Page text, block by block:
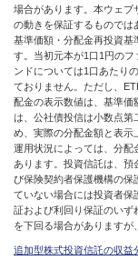
場合があります。本ウェブ
の動きを保証するものでは
基準価額・分配金再投資基
す。当初元本が1口1円の
ンドについては1口あたり
ておりません。ただし、
配金の表示数値は、基準価
は、公社債投信は小数点第
め、実際の分配金額と表示
運用状況によっては、分配
あります。投資信託は、預
び保険契約者保護機構の保
ていない場合には投資者保
証および利回り保証のいず
を下回る場合がありますが
追加型株式投資信託の収益